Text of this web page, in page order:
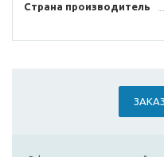
Страна производитель